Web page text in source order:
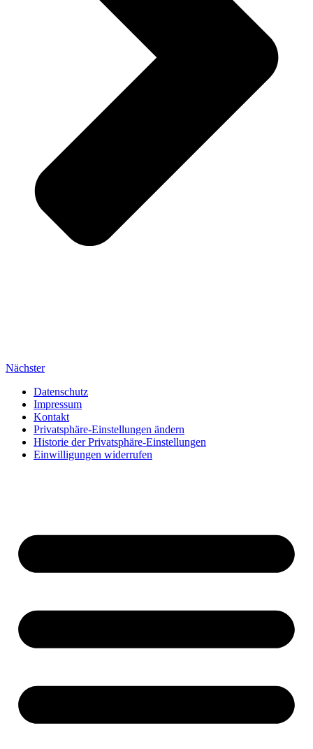
Nächster
Datenschutz
Impressum
Kontakt
Privatsphäre-Einstellungen ändern
Historie der Privatsphäre-Einstellungen
Einwilligungen widerrufen